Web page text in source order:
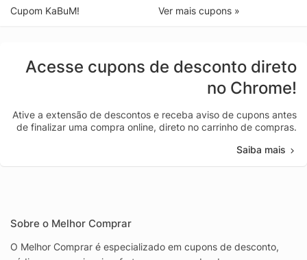
Cupom KaBuM!
Ver mais cupons »
Acesse cupons de desconto direto
no Chrome!
Ative a extensão de descontos e receba aviso de cupons antes
de finalizar uma compra online, direto no carrinho de compras.
Saiba mais
Sobre o Melhor Comprar
O Melhor Comprar é especializado em cupons de desconto,